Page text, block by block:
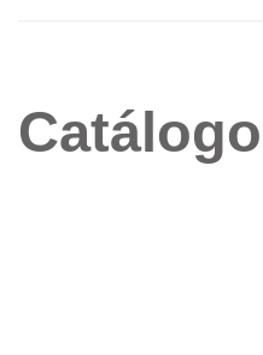
Catálogo